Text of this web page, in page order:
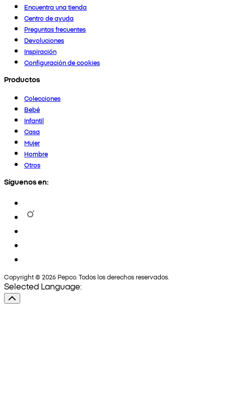
Encuentra una tienda
Centro de ayuda
Preguntas frecuentes
Devoluciones
Inspiración
Configuración de cookies
Productos
Colecciones
Bebé
Infantil
Casa
Mujer
Hombre
Otros
Síguenos en:
Copyright © 2026 Pepco. Todos los derechos reservados.
Selected Language: